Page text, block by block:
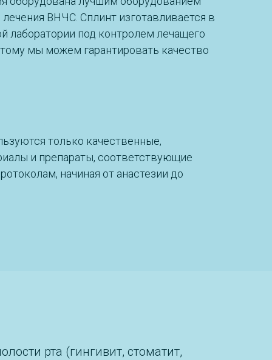
ВНЧС. Сплинт изготавливается в
лаборатории под контролем лечащего
мы можем гарантировать качество
только качественные,
и препараты, соответствующие
начиная от анастезии до
рта (гингивит, стоматит,